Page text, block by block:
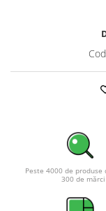
Sisteme
Sisteme
Sisteme
Statii de incarcare
Statii de incarcare
Cabluri de
Peste 4000 de produse
300 de mărci